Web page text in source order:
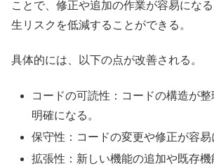
ことで、修正や追加の作業が容易にな
生リスクを低減することができる。
具体的には、以下の点が改善される。
コードの可読性：コードの構造が
明確になる。
保守性：コードの変更や修正が容易
拡張性：新しい機能の追加や既存